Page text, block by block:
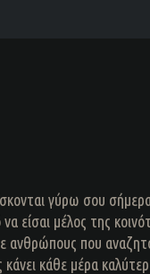
γύρω σου
να είσαι μέλος της
ανθρώπους που
κάθε μέρα